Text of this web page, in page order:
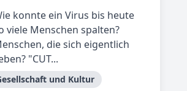
konnte ein Virus bis heute
viele Menschen spalten?
die sich eigentlich
"CUT...
und Kultur